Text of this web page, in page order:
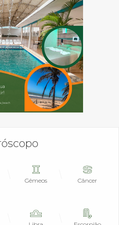
Gêmeos Câncer